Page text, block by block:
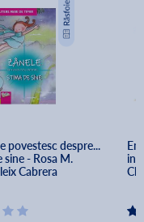
povestesc despre...
sine - Rosa M.
Cabrera